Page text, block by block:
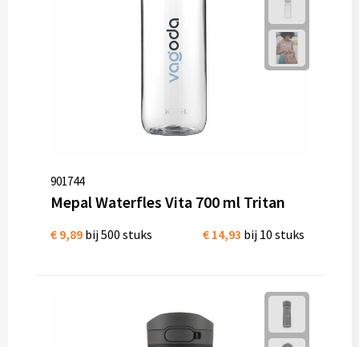
901744
Mepal Waterfles Vita 700 ml Tritan
€ 9,89 bij 500 stuks € 14,93 bij 10 stuks